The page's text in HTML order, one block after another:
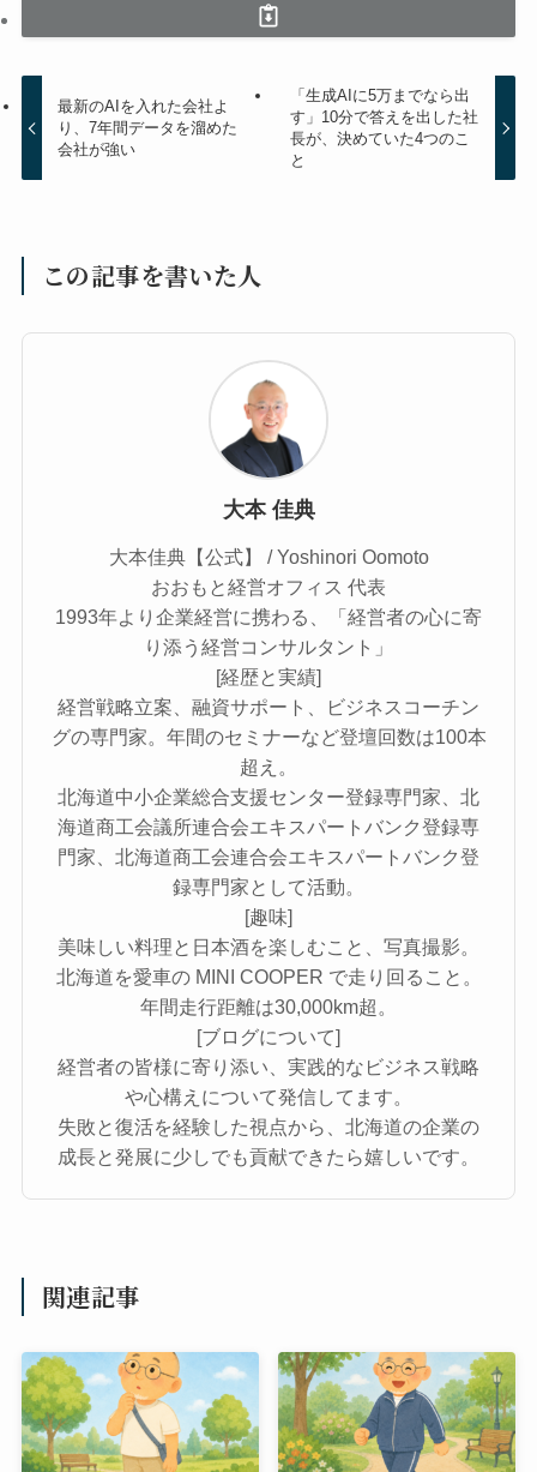
最新のAIを入れた会社よ
り、7年間データを溜めた
会社が強い
「生成AIに5万までなら出
す」10分で答えを出した社
長が、決めていた4つのこ
と
この記事を書いた人
大本 佳典
大本佳典【公式】 / Yoshinori Oomoto
おおもと経営オフィス 代表
1993年より企業経営に携わる、「経営者の心に寄
り添う経営コンサルタント」
[経歴と実績]
経営戦略立案、融資サポート、ビジネスコーチン
グの専門家。年間のセミナーなど登壇回数は100本
超え。
北海道中小企業総合支援センター登録専門家、北
海道商工会議所連合会エキスパートバンク登録専
門家、北海道商工会連合会エキスパートバンク登
録専門家として活動。
[趣味]
美味しい料理と日本酒を楽しむこと、写真撮影。
北海道を愛車の MINI COOPER で走り回ること。
年間走行距離は30,000km超。
[ブログについて]
経営者の皆様に寄り添い、実践的なビジネス戦略
や心構えについて発信してます。
失敗と復活を経験した視点から、北海道の企業の
成長と発展に少しでも貢献できたら嬉しいです。
関連記事